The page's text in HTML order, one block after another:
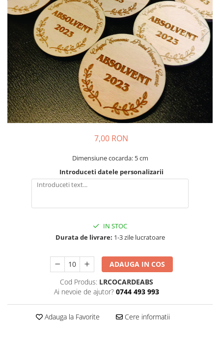
Decoratiuni Craciun
Pachete cadou Craciun
Decoratiuni Paste
Valentines Day
Cadouri indragostiti
1-8 Martie
Scoala/Absolvire
7,00 RON
Dimensiune cocarda: 5 cm
Introduceti datele personalizarii
IN STOC
Durata de livrare: 1-3 zile lucratoare
ADAUGA IN COS
Cod Produs: LRCOCARDEABS
Ai nevoie de ajutor? 0744 493 993
Adauga la Favorite Cere informatii